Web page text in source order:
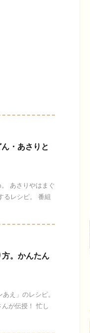
・あさりと
あさりやはまぐ
るレシピ。 番組
方。かんたん
え」のレシピ。
が伝授！ 忙し